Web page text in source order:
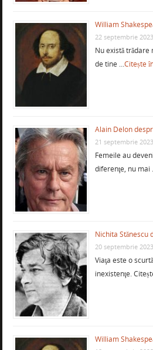
William
22 septembrie 2023
Nu există trădare
de tine …Citește
Alain Delon
21 septembrie 2023
Femeile au
diferenţe, nu mai
Nichita Stănescu
20 septembrie 2023
Viaţa este o
inexistenţe.
William